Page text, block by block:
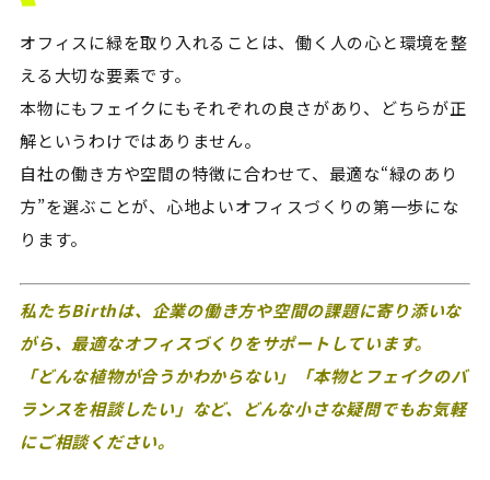
オフィスに緑を取り入れることは、働く人の心と環境を整
える大切な要素です。
本物にもフェイクにもそれぞれの良さがあり、どちらが正
解というわけではありません。
自社の働き方や空間の特徴に合わせて、最適な“緑のあり
方”を選ぶことが、心地よいオフィスづくりの第一歩にな
ります。
私たちBirthは、企業の働き方や空間の課題に寄り添いな
がら、最適なオフィスづくりをサポートしています。
「どんな植物が合うかわからない」「本物とフェイクのバ
ランスを相談したい」など、どんな小さな疑問でもお気軽
にご相談ください。